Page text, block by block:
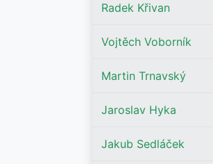
Radek Křivan
Vojtěch Voborník
Martin Trnavský
Jaroslav Hyka
Jakub Sedláček